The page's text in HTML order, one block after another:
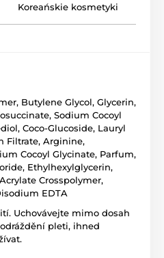
Koreańskie kosmetyki
Butylene Glycol, Glycerin,
Sodium Cocoyl
Coco-Glucoside, Lauryl
Filtrate, Arginine,
Cocoyl Glycinate, Parfum,
Ethylhexylglycerin,
Crosspolymer,
EDTA
Uchovávejte mimo dosah
pleti, ihned